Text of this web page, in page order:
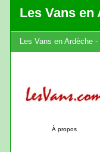
Les Vans
Les Vans en Ardèche
À propos